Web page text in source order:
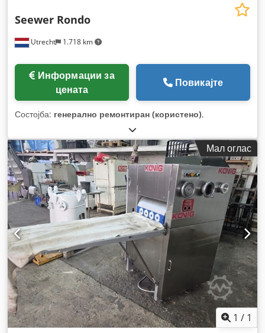
Utrecht 1.718 km
Seewer Rondo
цената
Повикајте
Состојба: генерално ремонтиран (користено),
Мал оглас
1 / 1